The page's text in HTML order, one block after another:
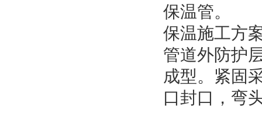
保温管。
保温施工方
管道外防护
成型。紧固
口封口，弯